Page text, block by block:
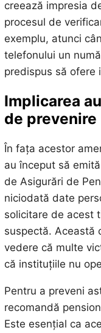
creează impresia
procesul de
exemplu, atunci
telefonului un
predispus să ofere
Implicarea
de prevenire
În fața acestor
au început să
de Asigurări de
niciodată date
solicitare de acest
suspectă. Această
vedere că multe
că instituțiile nu
Pentru a preveni
recomandă
Este esențial ca